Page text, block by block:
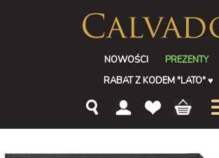
NOWOŚCI
PREZENTY
RABAT Z KODEM "LATO"♥